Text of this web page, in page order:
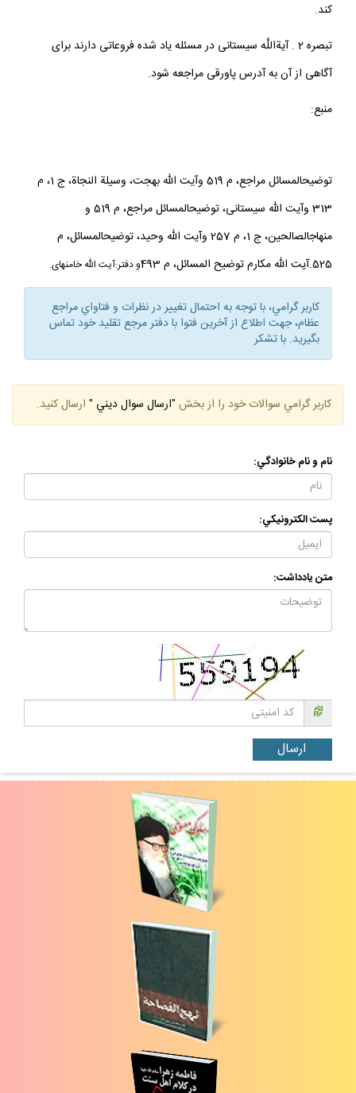
كند.
تبصره 2 . آيةاللَّه سيستانى در مسئله ياد شده فروعاتى دارند براى
آگاهى از آن به آدرس پاورقى مراجعه شود.
منبع:
توضيح‏المسائل مراجع، م 519 وآيت الله بهجت، وسيلة النجاة، ج 1، م
313 وآيت الله سيستانى، توضيح‏المسائل مراجع، م 519 و
منهاج‏الصالحين، ج 1، م 257 وآيت الله وحيد، توضيح‏المسائل، م
525.آيت الله مكارم توضيح المسائل، م 493
و دفتر:آيت الله خامنه‏اى.
كاربر گرامي، با توجه به احتمال تغيير در نظرات و فتاواي مراجع
عظام، جهت اطلاع از آخرين فتوا با دفتر مرجع تقليد خود تماس
بگيريد. با تشكر
كاربر گرامي سوالات خود را از بخش "ارسال سوال ديني " ارسال كنيد.
نام و نام خانوادگي:
پست الكترونيكي:
متن يادداشت: